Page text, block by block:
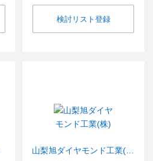
検討リスト登録